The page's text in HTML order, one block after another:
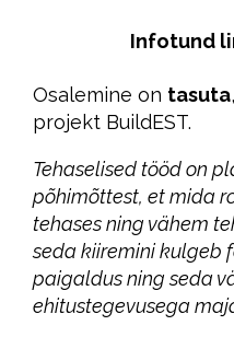
Infotund
Osalemine on tasuta
projekt BuildEST.
Tehaselised tööd on
põhimõttest, et mida
tehases ning vähem
seda kiiremini kulgeb
paigaldus ning seda
ehitustegevusega